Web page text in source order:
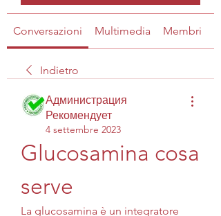
Conversazioni Multimedia Membri
Indietro
Администрация
Рекомендует
4 settembre 2023
Glucosamina cosa
serve
La glucosamina è un integratore